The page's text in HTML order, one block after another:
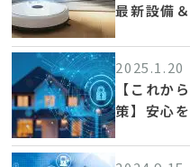
最新設備
2025.1.20
【これか
策】安心